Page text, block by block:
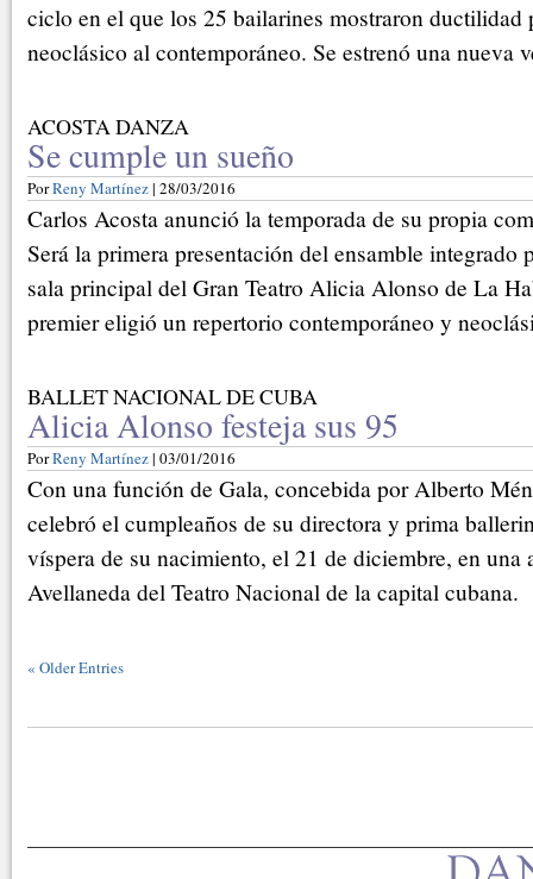
ciclo en el que los 25 bailarines mostraron ductilidad
neoclásico al contemporáneo. Se estrenó una nueva
ACOSTA DANZA
Se cumple un sueño
PorReny Martínez| 28/03/2016
Carlos Acosta anunció la temporada de su propia
Será la primera presentación del ensamble integrado
sala principal del Gran Teatro Alicia Alonso de La
premier eligió un repertorio contemporáneo y
BALLET NACIONAL DE CUBA
Alicia Alonso festeja sus 95
PorReny Martínez| 03/01/2016
Con una función de Gala, concebida por Alberto
celebró el cumpleaños de su directora y prima
víspera de su nacimiento, el 21 de diciembre, en una
Avellaneda del Teatro Nacional de la capital cubana.
« Older Entries